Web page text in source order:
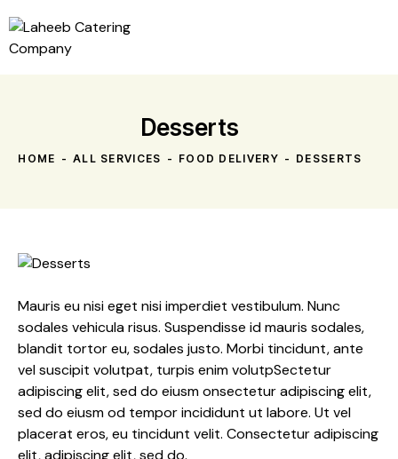
Desserts
HOME ALL SERVICES FOOD DELIVERY DESSERTS
Mauris eu nisi eget nisi imperdiet vestibulum. Nunc
sodales vehicula risus. Suspendisse id mauris sodales,
blandit tortor eu, sodales justo. Morbi tincidunt, ante
vel suscipit volutpat, turpis enim volutpSectetur
adipiscing elit, sed do eiusm onsectetur adipiscing elit,
sed do eiusm od tempor incididunt ut labore. Ut vel
placerat eros, eu tincidunt velit. Consectetur adipiscing
elit, adipiscing elit, sed do.